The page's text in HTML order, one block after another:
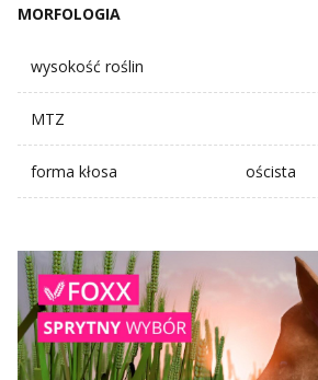
MORFOLOGIA
wysokość roślin
MTZ
forma kłosa oścista